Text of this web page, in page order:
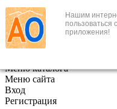
Нашим
пользоваться
приложения!
+7 (495) 646-888-1
В корзине
Меню каталога
Меню сайта
Вход
Регистрация